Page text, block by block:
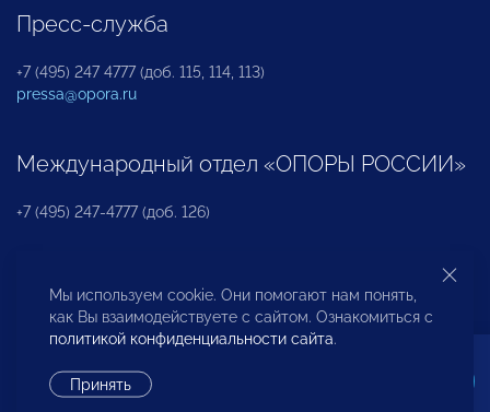
Пресс-служба
+7 (495) 247 4777 (доб. 115, 114, 113)
pressa@opora.ru
Международный отдел «ОПОРЫ РОССИИ»
+7 (495) 247-4777 (доб. 126)
Бюро по защите прав предпринимателей и
инвесторов
Мы используем cookie. Они помогают нам понять,
как Вы взаимодействуете с сайтом. Ознакомиться с
политикой конфиденциальности сайта.
Принять